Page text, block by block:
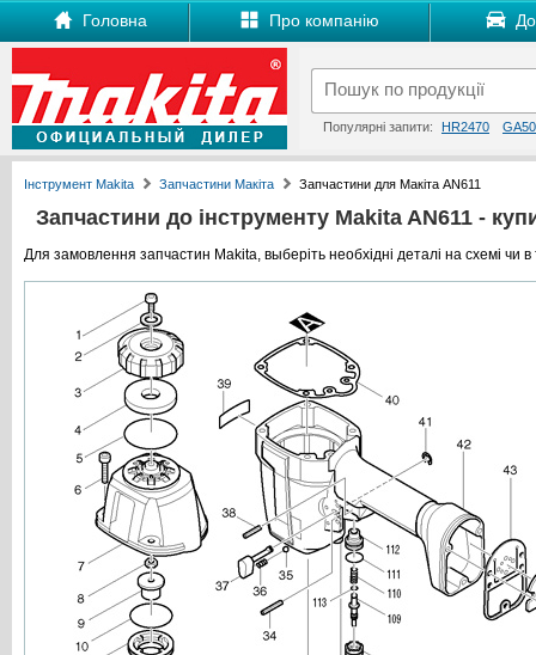
Головна Про компанію
Популярні запити: HR2470
Інструмент Makita Запчастини Макіта Запчастини для Макіта AN611
Запчастини до інструменту Makita AN611 -
Для замовлення запчастин Makita, выберіть необхідні деталі на схемі чи в